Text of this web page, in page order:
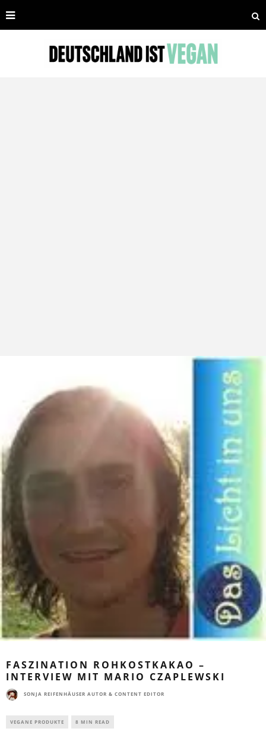
FASZINATION ROHKOSTKAKAO –
INTERVIEW MIT MARIO CZAPLEWSKI
SONJA REIFENHÄUSER AUTOR & CONTENT EDITOR
VEGANE PRODUKTE 8 MIN READ